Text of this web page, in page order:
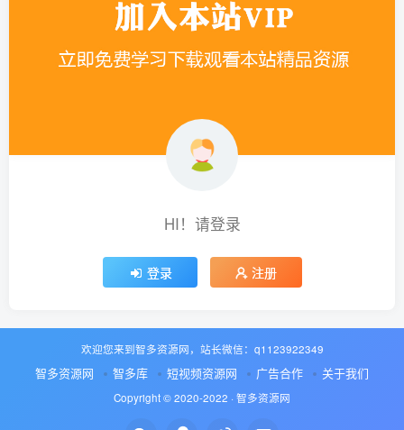
HI！请登录
登录 注册
欢迎您来到智多资源网，站长微信：q1123922349
智多资源网 智多库 短视频资源网 广告合作 关于我们
Copyright © 2020-2022 · 智多资源网